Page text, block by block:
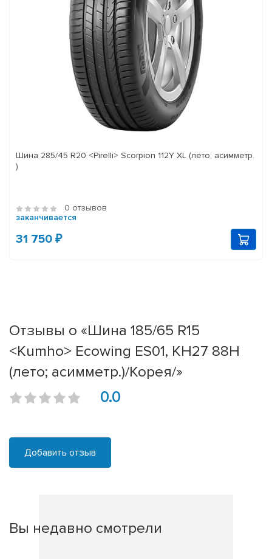
Шина 285/45 R20 <Pirelli> Scorpion 112Y XL (лето; асимметр.
)
0 отзывов
заканчивается
31 750 ₽
Отзывы о «Шина 185/65 R15
<Kumho> Ecowing ES01, KH27 88H
(лето; асимметр.)/Корея/»
0.0
Добавить отзыв
Вы недавно смотрели